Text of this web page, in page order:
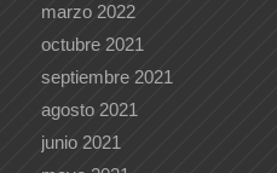
marzo 2022
octubre 2021
septiembre 2021
agosto 2021
junio 2021